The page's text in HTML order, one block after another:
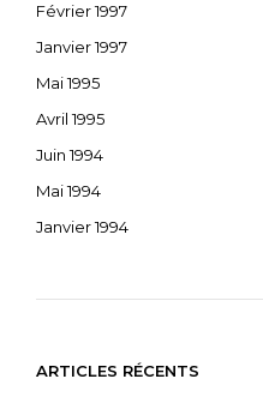
Février 1997
Janvier 1997
Mai 1995
Avril 1995
Juin 1994
Mai 1994
Janvier 1994
ARTICLES RÉCENTS